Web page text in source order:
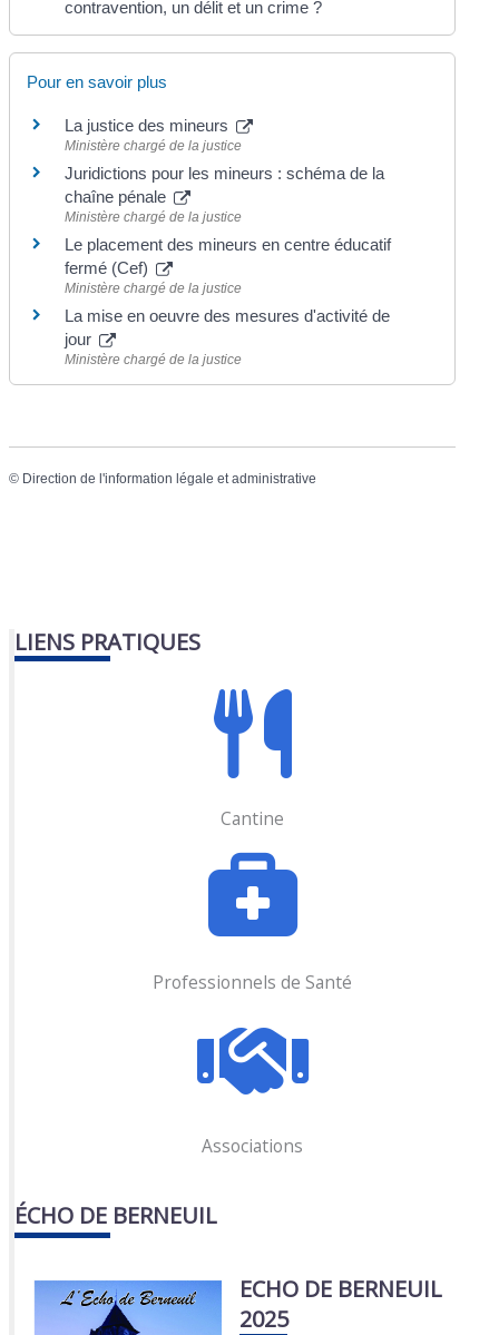
contravention, un délit et un crime ?
Pour en savoir plus
La justice des mineurs
Ministère chargé de la justice
Juridictions pour les mineurs : schéma de la
chaîne pénale
Ministère chargé de la justice
Le placement des mineurs en centre éducatif
fermé (Cef)
Ministère chargé de la justice
La mise en oeuvre des mesures d'activité de
jour
Ministère chargé de la justice
© Direction de l'information légale et administrative
LIENS PRATIQUES
Cantine
Professionnels de Santé
Associations
ÉCHO DE BERNEUIL
ECHO DE BERNEUIL
2025